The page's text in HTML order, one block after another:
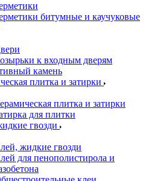
битумные и каучуковые
к входным дверям
камень
плитка и затирки
плитка и затирки
для плитки
гвозди
жидкие гвозди
для пенополистирола и